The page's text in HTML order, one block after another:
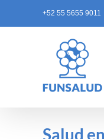
+52 55 5655 9011
Salud